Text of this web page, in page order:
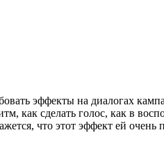
эффекты на диалогах
сделать голос, как в
что этот эффект ей